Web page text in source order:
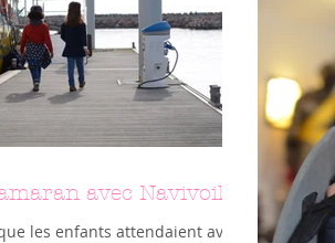
avec Navivoile
les enfants attendaient avec